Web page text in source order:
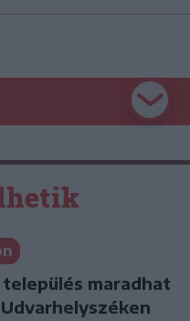
maradhat